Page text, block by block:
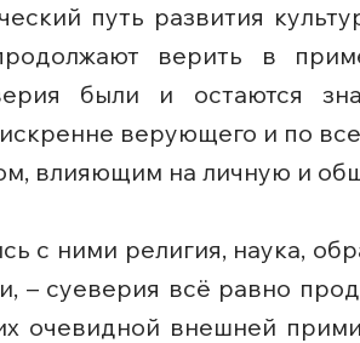
путь развития
верить в
были и остаются
верующего и по
влияющим на личную и
с ними религия, наука,
– суеверия всё равно
очевидной внешней